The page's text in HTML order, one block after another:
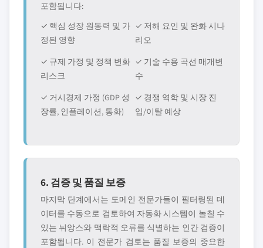
포함됩니다:
✓ 핵심 성장 원동력 및 가
정된 영향
✓ 저해 요인 및 완화 시나
리오
✓ 규제 가정 및 정책 변화
리스크
✓ 기술 수용 곡선 매개변
수
✓ 거시경제 가정 (GDP 성
장률, 인플레이션, 통화)
✓ 경쟁 역학 및 시장 진
입/이탈 예상
6. 검증 및 품질 보증
마지막 단계에서는 도메인 전문가들이 필터링된 데
이터를 수동으로 검토하여 자동화 시스템이 놀칠 수
있는 뉘앙스와 맥락적 오류를 식별하는 인간 검증이
포함됩니다. 이 전문가 검토는 품질 보증의 중요한